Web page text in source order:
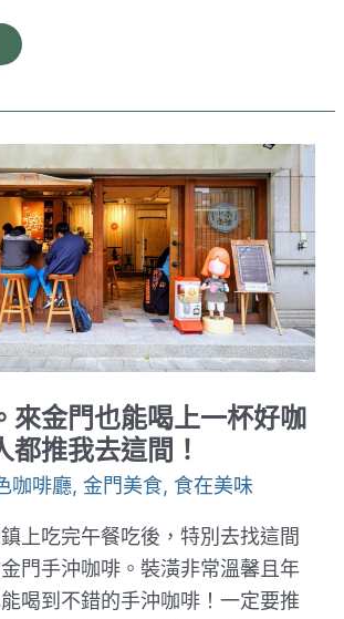
來金門也能喝上一杯好咖
都推我去這間！
咖啡廳, 金門美食, 食在美味
上吃完午餐吃後，特別去找這間
門手沖咖啡。裝潢非常溫馨且年
喝到不錯的手沖咖啡！一定要推